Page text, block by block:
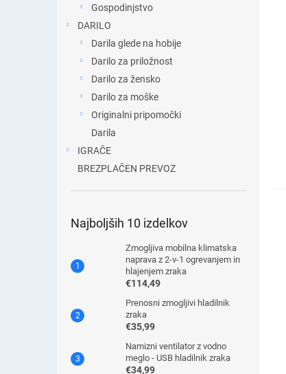
Gospodinjstvo
DARILO
Darila glede na hobije
Darilo za priložnost
Darilo za žensko
Darilo za moške
Originalni pripomočki
Darila
IGRAČE
BREZPLAČEN PREVOZ
Najboljših 10 izdelkov
Zmogljiva mobilna klimatska
naprava z 2-v-1 ogrevanjem in
hlajenjem zraka
€114,49
Prenosni zmogljivi hladilnik
zraka
€35,99
Namizni ventilator z vodno
meglo - USB hladilnik zraka
€34,99